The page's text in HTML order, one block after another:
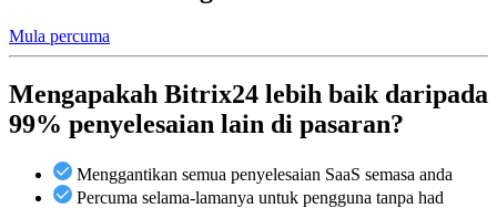
Mula percuma
Mengapakah Bitrix24 lebih baik daripada
99% penyelesaian lain di pasaran?
Menggantikan semua penyelesaian SaaS semasa anda
Percuma selama-lamanya untuk pengguna tanpa had